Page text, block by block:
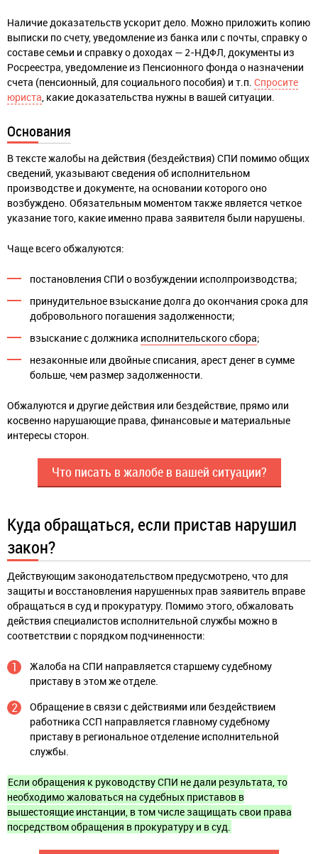
Наличие доказательств ускорит дело. Можно приложить копию
выписки по счету, уведомление из банка или с почты, справку о
составе семьи и справку о доходах — 2-НДФЛ, документы из
Росреестра, уведомление из Пенсионного фонда о назначении
счета (пенсионный, для социального пособия) и т.п. Спросите
юриста, какие доказательства нужны в вашей ситуации.
Основания
В тексте жалобы на действия (бездействия) СПИ помимо общих
сведений, указывают сведения об исполнительном
производстве и документе, на основании которого оно
возбуждено. Обязательным моментом также является четкое
указание того, какие именно права заявителя были нарушены.
Чаще всего обжалуются:
постановления СПИ о возбуждении исполпроизводства;
принудительное взыскание долга до окончания срока для
добровольного погашения задолженности;
взыскание с должника исполнительского сбора;
незаконные или двойные списания, арест денег в сумме
больше, чем размер задолженности.
Обжалуются и другие действия или бездействие, прямо или
косвенно нарушающие права, финансовые и материальные
интересы сторон.
Что писать в жалобе в вашей ситуации?
Куда обращаться, если пристав нарушил
закон?
Действующим законодательством предусмотрено, что для
защиты и восстановления нарушенных прав заявитель вправе
обращаться в суд и прокуратуру. Помимо этого, обжаловать
действия специалистов исполнительной службы можно в
соответствии с порядком подчиненности:
Жалоба на СПИ направляется старшему судебному
приставу в этом же отделе.
Обращение в связи с действиями или бездействием
работника ССП направляется главному судебному
приставу в региональное отделение исполнительной
службы.
Если обращения к руководству СПИ не дали результата, то
необходимо жаловаться на судебных приставов в
вышестоящие инстанции, в том числе защищать свои права
посредством обращения в прокуратуру и в суд.